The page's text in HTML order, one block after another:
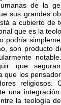
de la
sus grandes
a cubierto de
que es la
podría
son producto
que
que los
religiosos.
una
la teología